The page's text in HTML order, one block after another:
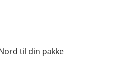
til din pakke